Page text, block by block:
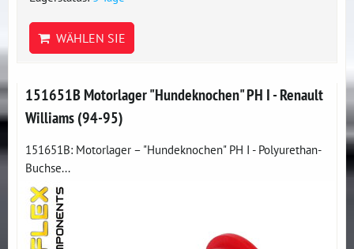
WÄHLEN SIE
151651B Motorlager "Hundeknochen" PH I - Renault
Williams (94-95)
151651B: Motorlager – "Hundeknochen" PH I - Polyurethan-
Buchse...